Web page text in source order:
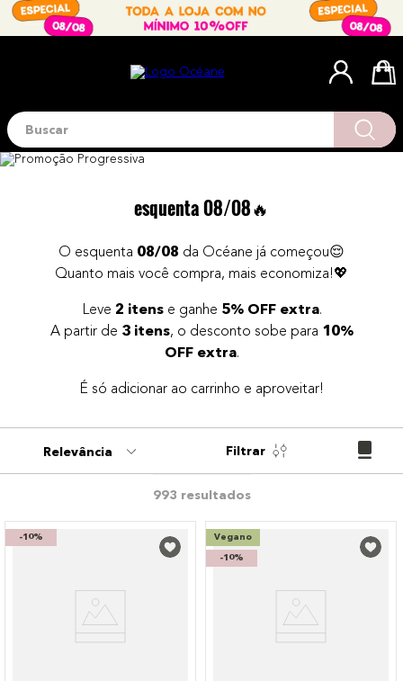
Buscar
esquenta 08/08🔥
O esquenta 08/08 da Océane já começou😌
Quanto mais você compra, mais economiza!💖
Leve 2 itense ganhe 5% OFF extra.
A partir de 3 itens, o desconto sobe para 10%
OFF extra.
É só adicionar ao carrinho e aproveitar!
Relevância Filtrar
993
-10% Vegano
-10%
Termos mais buscados
blush
mini
iluminador
bronzer